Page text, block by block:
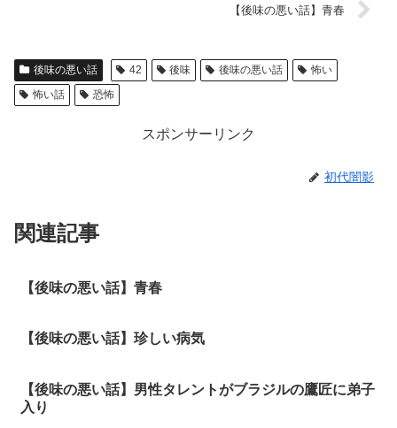
【後味の悪い話】青春
後味の悪い話 42 後味 後味の悪い話
怖い
怖い話
恐怖
スポンサーリンク
初代闇影
関連記事
【後味の悪い話】青春
【後味の悪い話】珍しい病気
【後味の悪い話】男性タレントがブラジルの鷹匠に弟子
入り